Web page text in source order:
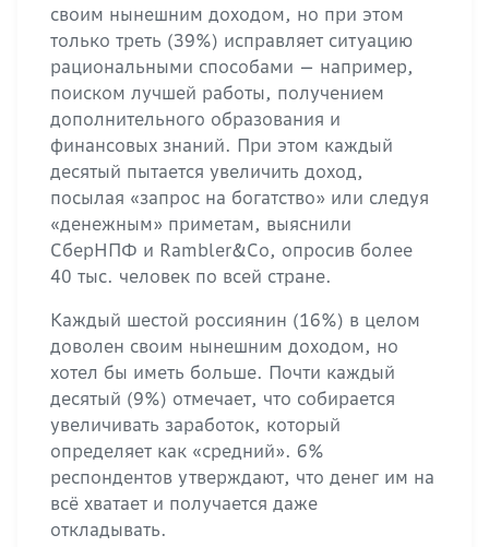
своим нынешним доходом, но при этом
только треть (39%) исправляет ситуацию
рациональными способами — например,
поиском лучшей работы, получением
дополнительного образования и
финансовых знаний. При этом каждый
десятый пытается увеличить доход,
посылая «запрос на богатство» или следуя
«денежным» приметам, выяснили
СберНПФ и Rambler&Co, опросив более
40 тыс. человек по всей стране.
Каждый шестой россиянин (16%) в целом
доволен своим нынешним доходом, но
хотел бы иметь больше. Почти каждый
десятый (9%) отмечает, что собирается
увеличивать заработок, который
определяет как «средний». 6%
респондентов утверждают, что денег им на
всё хватает и получается даже
откладывать.